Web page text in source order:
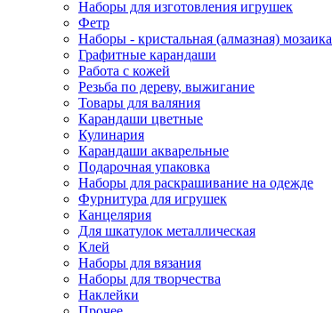
Наборы для изготовления игрушек
Фетр
Наборы - кристальная (алмазная) мозаика
Графитные карандаши
Работа с кожей
Резьба по дереву, выжигание
Товары для валяния
Карандаши цветные
Кулинария
Карандаши акварельные
Подарочная упаковка
Наборы для раскрашивание на одежде
Фурнитура для игрушек
Канцелярия
Для шкатулок металлическая
Клей
Наборы для вязания
Наборы для творчества
Наклейки